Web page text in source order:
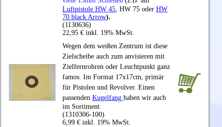
Luftpistole HW 45, HW 75 oder HW
70 black Arrow).
(1130636)
22,95 € inkl. 19% MwSt.
Wegen dem weißen Zentrum ist diese
Zielscheibe auch zum anvisieren mit
Zielfernrohren oder Leuchtpunkt ganz
famos. Im Format 17x17cm, primär
für Pistolen und Revolver. Einen
passenden Kugelfang haben wir auch
im Sortiment.
(1310306-100)
6,99 € inkl. 19% MwSt.